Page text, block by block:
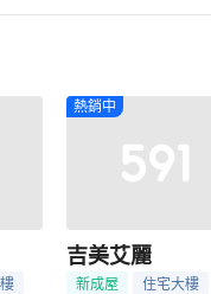
熱銷中
吉美艾麗
新成屋
住宅大樓